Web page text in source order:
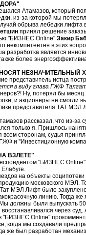
Атамазов, который
из-за которой мы
обрыва лебедки
принял решение
"БИЗНЕС Online" Закир
некомпетентен в этих
разработка является
более
НЕЗНАЧИТЕЛЬНЫЙ
представитель истца
в виду глава ГЖФ
Ну, потерял бы
и акционеры не смогли
представителя ТАТ МЭЛ
рассказал, что из-за
только я. Пришлось
всем сторонам, судья
и "Инвестиционную
ВЗЛЕТЕ"
"БИЗНЕС Online"
на объекты
московского МЭЛ.
МЭЛ Лифт было
линию. Тогда
Мы должны были выпускать
восстанавливался через
"БИЗНЕС Online"
когда мы создавали
же был разработан